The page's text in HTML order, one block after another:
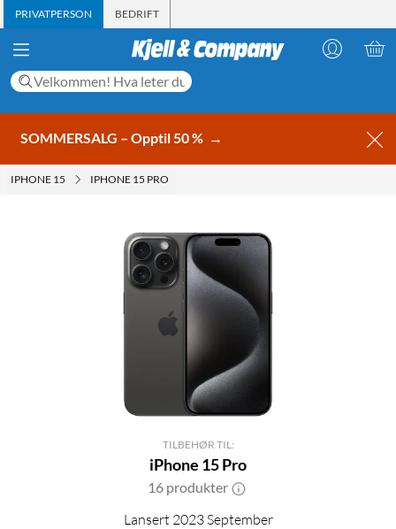
PRIVATPERSON BEDRIFT
SOMMERSALG – Opptil 50 % →
IPHONE 15 IPHONE 15 PRO
TILBEHØR TIL:
iPhone 15 Pro
16 produkter
Lansert 2023 September